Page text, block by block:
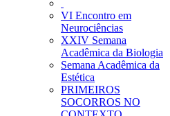
VI Encontro em
Neurociências
XXIV Semana
Acadêmica da Biologia
Semana Acadêmica da
Estética
PRIMEIROS
SOCORROS NO